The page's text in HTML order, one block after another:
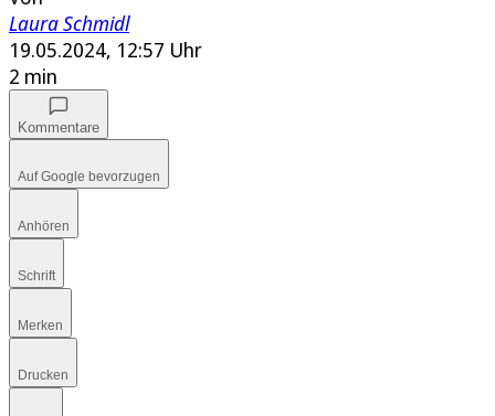
Laura Schmidl
19.05.2024, 12:57 Uhr
2 min
Kommentare
Auf Google bevorzugen
Anhören
Schrift
Merken
Drucken